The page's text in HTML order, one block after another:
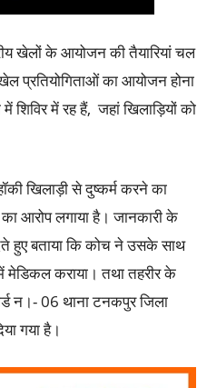
खेलों के आयोजन की तैयारियां चल
खेल प्रतियोगिताओं का आयोजन होना
शिविर में रह हैं, जहां खिलाड़ियों को
खिलाड़ी से दुष्कर्म करने का
का आरोप लगाया है। जानकारी के
हुए बताया कि कोच ने उसके साथ
मेडिकल कराया। तथा तहरीर के
न।- 06 थाना टनकपुर जिला
गया है।